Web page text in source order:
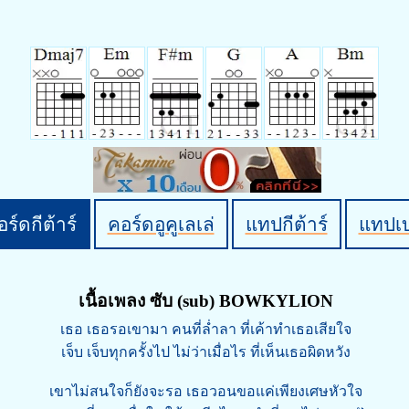
ร์ดกีต้าร์ คอร์ดอูคูเลเล่ แทปกีต้าร์ แทปเ
เนื้อเพลง ซับ (sub) BOWKYLION
เธอ เธอรอเขามา คนที่ล่ำลา ที่เค้าทำเธอเสียใจ
เจ็บ เจ็บทุกครั้งไป ไม่ว่าเมื่อไร ที่เห็นเธอผิดหวัง
เขาไม่สนใจก็ยังจะรอ เธอวอนขอแค่เพียงเศษหัวใจ